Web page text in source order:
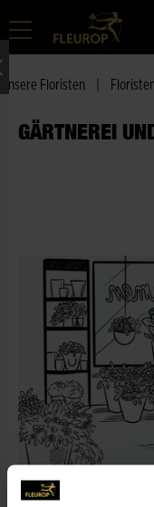
Unsere Floristen
GÄRTNEREI